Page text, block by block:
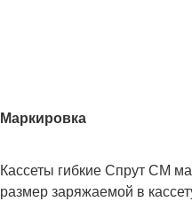
Маркировка
Кассеты гибкие Спрут СМ
размер заряжаемой в